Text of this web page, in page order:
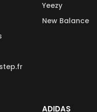
Yeezy
New Balance
ADIDAS